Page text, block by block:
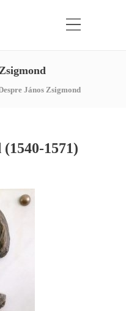
János Zsigmond
1571)